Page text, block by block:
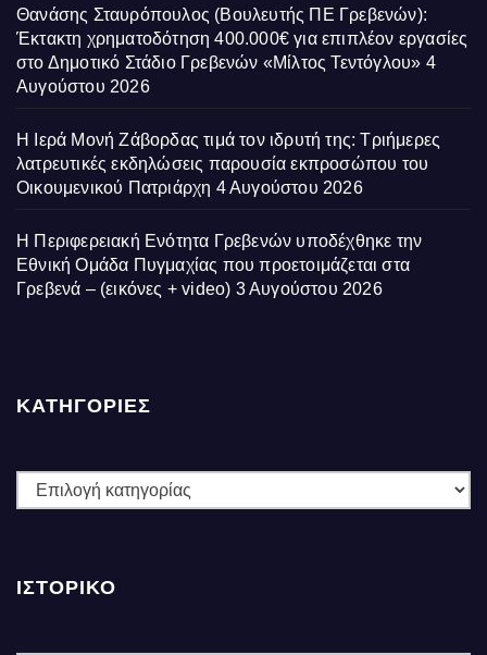
Θανάσης Σταυρόπουλος (Βουλευτής ΠΕ Γρεβενών):
Έκτακτη χρηματοδότηση 400.000€ για επιπλέον εργασίες
στο Δημοτικό Στάδιο Γρεβενών «Μίλτος Τεντόγλου» 4
Αυγούστου 2026
Η Ιερά Μονή Ζάβορδας τιμά τον ιδρυτή της: Τριήμερες
λατρευτικές εκδηλώσεις παρουσία εκπροσώπου του
Οικουμενικού Πατριάρχη 4 Αυγούστου 2026
Η Περιφερειακή Ενότητα Γρεβενών υποδέχθηκε την
Εθνική Ομάδα Πυγμαχίας που προετοιμάζεται στα
Γρεβενά – (εικόνες + video) 3 Αυγούστου 2026
ΚΑΤΗΓΟΡΙΕΣ
ΚΑΤΗΓΟΡΙΕΣ
ΙΣΤΟΡΙΚΌ